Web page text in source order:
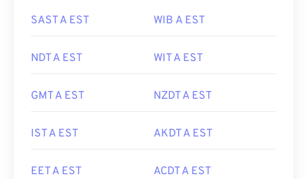
SAST A EST WIB A EST
NDT A EST WIT A EST
GMT A EST NZDT A EST
IST A EST AKDT A EST
EET A EST ACDT A EST